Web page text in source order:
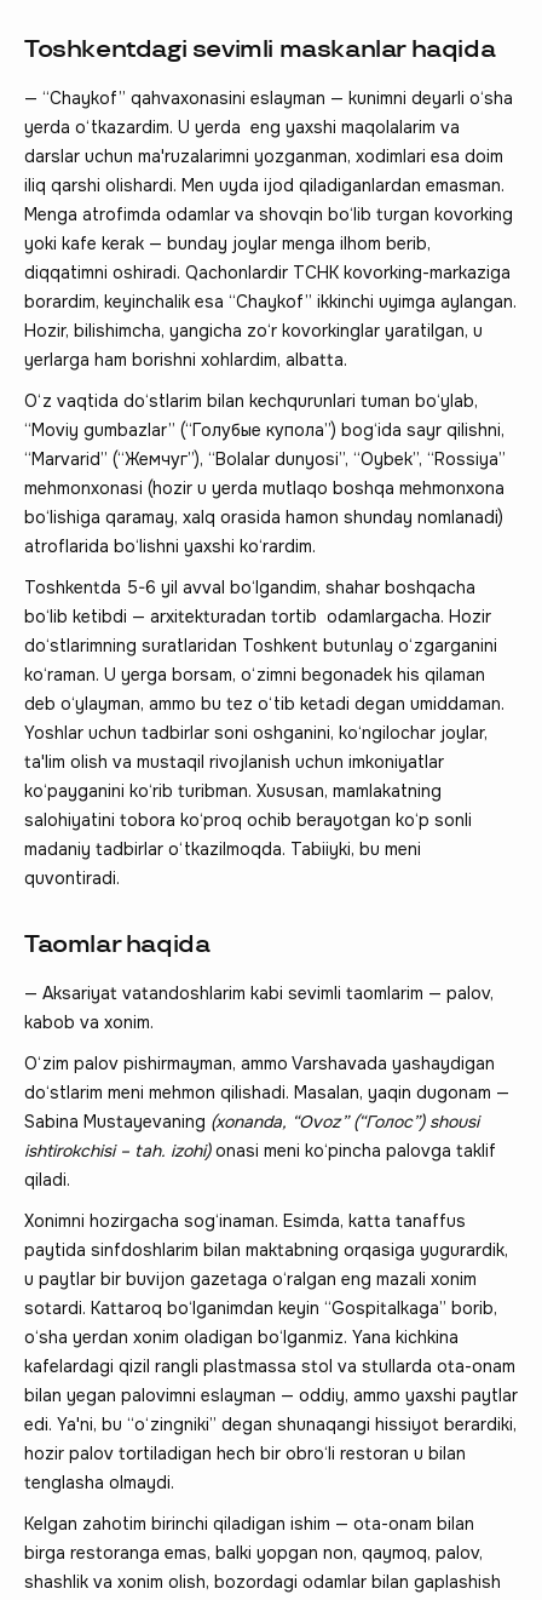
Toshkentdagi sevimli maskanlar haqida
— “Chaykof” qahvaxonasini eslayman — kunimni deyarli o‘sha
yerda o‘tkazardim. U yerda eng yaxshi maqolalarim va
darslar uchun ma'ruzalarimni yozganman, xodimlari esa doim
iliq qarshi olishardi. Men uyda ijod qiladiganlardan emasman.
Menga atrofimda odamlar va shovqin bo‘lib turgan kovorking
yoki kafe kerak — bunday joylar menga ilhom berib,
diqqatimni oshiradi. Qachonlardir TCHK kovorking-markaziga
borardim, keyinchalik esa “Chaykof” ikkinchi uyimga aylangan.
Hozir, bilishimcha, yangicha zo‘r kovorkinglar yaratilgan, u
yerlarga ham borishni xohlardim, albatta.
O‘z vaqtida do‘stlarim bilan kechqurunlari tuman bo‘ylab,
“Moviy gumbazlar” (“Голубые купола”) bog‘ida sayr qilishni,
“Marvarid” (“Жемчуг”), “Bolalar dunyosi”, “Oybek”, “Rossiya”
mehmonxonasi (hozir u yerda mutlaqo boshqa mehmonxona
bo‘lishiga qaramay, xalq orasida hamon shunday nomlanadi)
atroflarida bo‘lishni yaxshi ko‘rardim.
Toshkentda 5-6 yil avval bo‘lgandim, shahar boshqacha
bo‘lib ketibdi — arxitekturadan tortib odamlargacha. Hozir
do‘stlarimning suratlaridan Toshkent butunlay o‘zgarganini
ko‘raman. U yerga borsam, o‘zimni begonadek his qilaman
deb o‘ylayman, ammo bu tez o‘tib ketadi degan umiddaman.
Yoshlar uchun tadbirlar soni oshganini, ko‘ngilochar joylar,
ta'lim olish va mustaqil rivojlanish uchun imkoniyatlar
ko‘payganini ko‘rib turibman. Xususan, mamlakatning
salohiyatini tobora ko‘proq ochib berayotgan ko‘p sonli
madaniy tadbirlar o‘tkazilmoqda. Tabiiyki, bu meni
quvontiradi.
Taomlar haqida
— Aksariyat vatandoshlarim kabi sevimli taomlarim — palov,
kabob va xonim.
O‘zim palov pishirmayman, ammo Varshavada yashaydigan
do‘stlarim meni mehmon qilishadi. Masalan, yaqin dugonam —
Sabina Mustayevaning (xonanda, “Ovoz” (“Голос”) shousi
ishtirokchisi – tah. izohi)onasi meni ko‘pincha palovga taklif
qiladi.
Xonimni hozirgacha sog‘inaman. Esimda, katta tanaffus
paytida sinfdoshlarim bilan maktabning orqasiga yugurardik,
u paytlar bir buvijon gazetaga o‘ralgan eng mazali xonim
sotardi. Kattaroq bo‘lganimdan keyin “Gospitalkaga” borib,
o‘sha yerdan xonim oladigan bo‘lganmiz. Yana kichkina
kafelardagi qizil rangli plastmassa stol va stullarda ota-onam
bilan yegan palovimni eslayman — oddiy, ammo yaxshi paytlar
edi. Ya'ni, bu “o‘zingniki” degan shunaqangi hissiyot berardiki,
hozir palov tortiladigan hech bir obro‘li restoran u bilan
tenglasha olmaydi.
Kelgan zahotim birinchi qiladigan ishim — ota-onam bilan
birga restoranga emas, balki yopgan non, qaymoq, palov,
shashlik va xonim olish, bozordagi odamlar bilan gaplashish